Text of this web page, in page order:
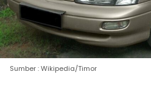
Sumber : Wikipedia/Timor